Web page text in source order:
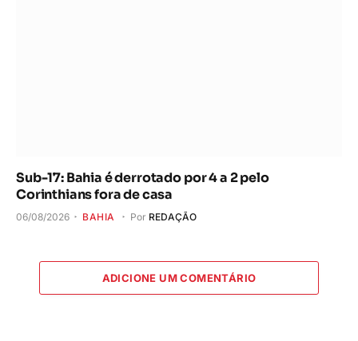
Sub-17: Bahia é derrotado por 4 a 2 pelo
Corinthians fora de casa
06/08/2026 BAHIA Por REDAÇÃO
ADICIONE UM COMENTÁRIO